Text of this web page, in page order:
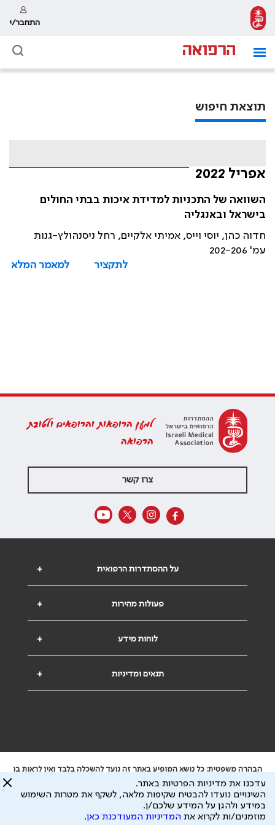
התחבר/י
תוצאת חיפוש
אפריל 2022
השוואה של התכניות למדידת איכות בבתי החולים
בישראל ובאנגליה
חדוה כהן, יוסי וייס, אמיתי אלקיים, רחל ניסנהולץ-גנות
עמ' 202-206
לתקציר
למאמר המלא
למען הרופאות והרופאים ולטובת
הרפואה
צרו קשר
+ על ההסתדרות הרפואית
+ פעולות מהירות
+ לוחות מידע
+ תנאים ומדיניות
הבהרה משפטית: כל נושא המופיע באתר זה נועד להשכלה בלבד ואין לראות בו
ייעוץ רפואי או משפטי. אין הר"י אחראית לתוכן המתפרסם באתר זה ולכל נזק
שעלול להיגרם.
ידוע לי שהר"י אוספת ושומרת מידע אישי לצורך מתן השרות וכי חלק ממנו עשוי
להיות מועבר לצדדים שלישיים, הכל בכפוף למדיניות הפרטיות
עדכנו את מדיניות הפרטיות באתר.
השינויים נועדו להבטיח שקיפות מלאה, לשקף את מטרות השימוש
במידע ולהגן על המידע שלכם/ן.
מוזמנים/ות לקרוא את המדיניות המעודכנת כאן.